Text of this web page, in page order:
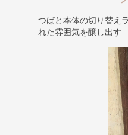
つばと本体の切り替え
れた雰囲気を醸し出す